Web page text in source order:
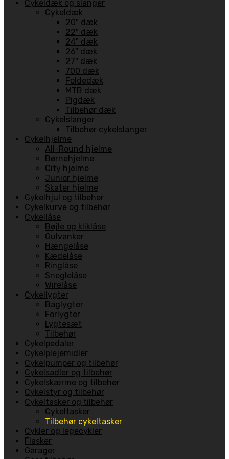
Cykeldæk og slanger
Cykeldæk
20" dæk
22" dæk
24" dæk
26" dæk
27" dæk
700 dæk
Foldedæk
MTB dæk
Pigdæk
Tilbehør dæk
Cykelslanger
Tilbehør cykelslanger
Cykelhjelme
All-Round hjelme
Børnehjelme
City hjelme
Junior hjelme
Skater hjelme
Cykelhjul og tilbehør
Cykelkurve og tilbehør
Cykellåse
Bøjle og kliklåse
Gulvanker
Hængelåse
Kædelåse
Ringlåse
Sneglelåse
Wirelåse
Cykellygter
Baglygter
Forlygter
Lygtesæt
Tilbehør
Cykelpedaler
Cykelplejemidler
Cykelpumper og tilbehør
Cykelsadler og tilbehør
Cykelskærme og tilbehør
Cykelstyr og tilbehør
Cykeltasker og tilbehør
Cykeltasker
Tilbehør cykeltasker
Cykler og legecykler
Flasker
Garager